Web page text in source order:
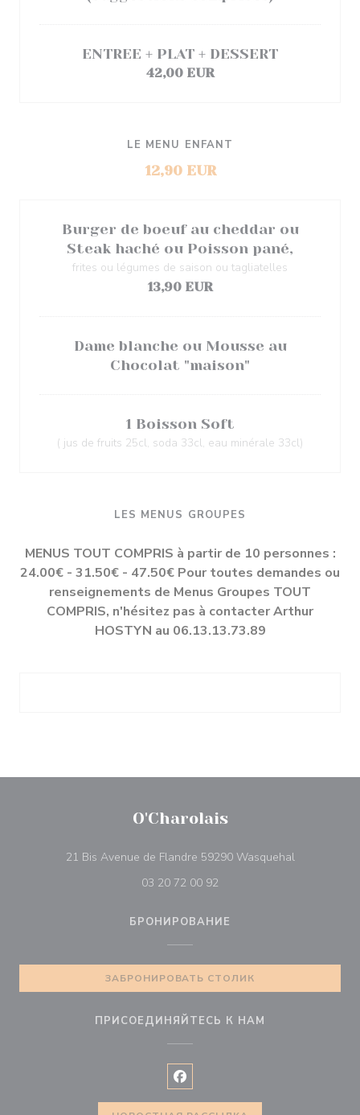
ENTREE + PLAT + DESSERT
42,00 EUR
LE MENU ENFANT
12,90 EUR
Burger de boeuf au cheddar ou
Steak haché ou Poisson pané,
frites ou légumes de saison ou tagliatelles
13,90 EUR
Dame blanche ou Mousse au
Chocolat "maison"
1 Boisson Soft
( jus de fruits 25cl, soda 33cl, eau minérale 33cl)
LES MENUS GROUPES
MENUS TOUT COMPRIS à partir de 10 personnes :
24.00€ - 31.50€ - 47.50€ Pour toutes demandes ou
renseignements de Menus Groupes TOUT
COMPRIS, n'hésitez pas à contacter Arthur
HOSTYN au 06.13.13.73.89
O'Charolais
21 Bis Avenue de Flandre 59290 Wasquehal
03 20 72 00 92
БРОНИРОВАНИЕ
ЗАБРОНИРОВАТЬ СТОЛИК
ПРИСОЕДИНЯЙТЕСЬ К НАМ
Facebook ((открывается в